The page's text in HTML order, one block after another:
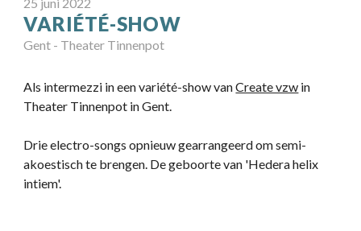
VARIÉTÉ-SHOW
Gent - Theater Tinnenpot
Als intermezzi in een variété-show vanCreate vzw in
Theater Tinnenpot in Gent.
Drie electro-songs opnieuw gearrangeerd om semi-
akoestisch te brengen. De geboorte van 'Hedera helix
intiem'.